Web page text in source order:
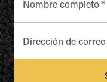
Nombre completo*
Dirección de